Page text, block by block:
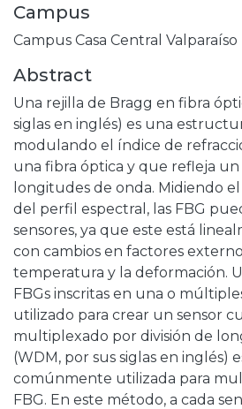
Campus
Campus Casa Central Valparaíso
Abstract
Una rejilla de Bragg en fibra
siglas en inglés) es una
modulando el índice de
una fibra óptica y que refleja
longitudes de onda. Midiendo
del perfil espectral, las FBG
sensores, ya que este está
con cambios en factores
temperatura y la deformación.
FBGs inscritas en una o
utilizado para crear un sensor
multiplexado por división de
(WDM, por sus siglas en inglés)
comúnmente utilizada para
FBG. En este método, a cada